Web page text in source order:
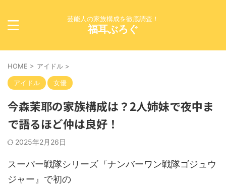
芸能人の家族構成を徹底調査！
福耳ぶろぐ
HOME > アイドル >
アイドル 女優
今森茉耶の家族構成は？2人姉妹で夜中ま
で語るほど仲は良好！
2025年2月26日
スーパー戦隊シリーズ『ナンバーワン戦隊ゴジュウ
ジャー』で初の